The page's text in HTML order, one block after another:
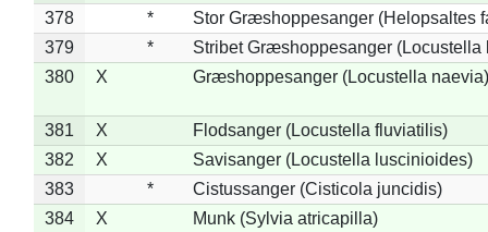
378
*
Stor Græshoppesanger (Helopsaltes
379
*
Stribet Græshoppesanger (Locustella
380
X Græshoppesanger (Locustella naevia)
381 X
Flodsanger (Locustella fluviatilis)
382
X
Savisanger (Locustella luscinioides)
383
*
Cistussanger (Cisticola juncidis)
384
X
Munk (Sylvia atricapilla)